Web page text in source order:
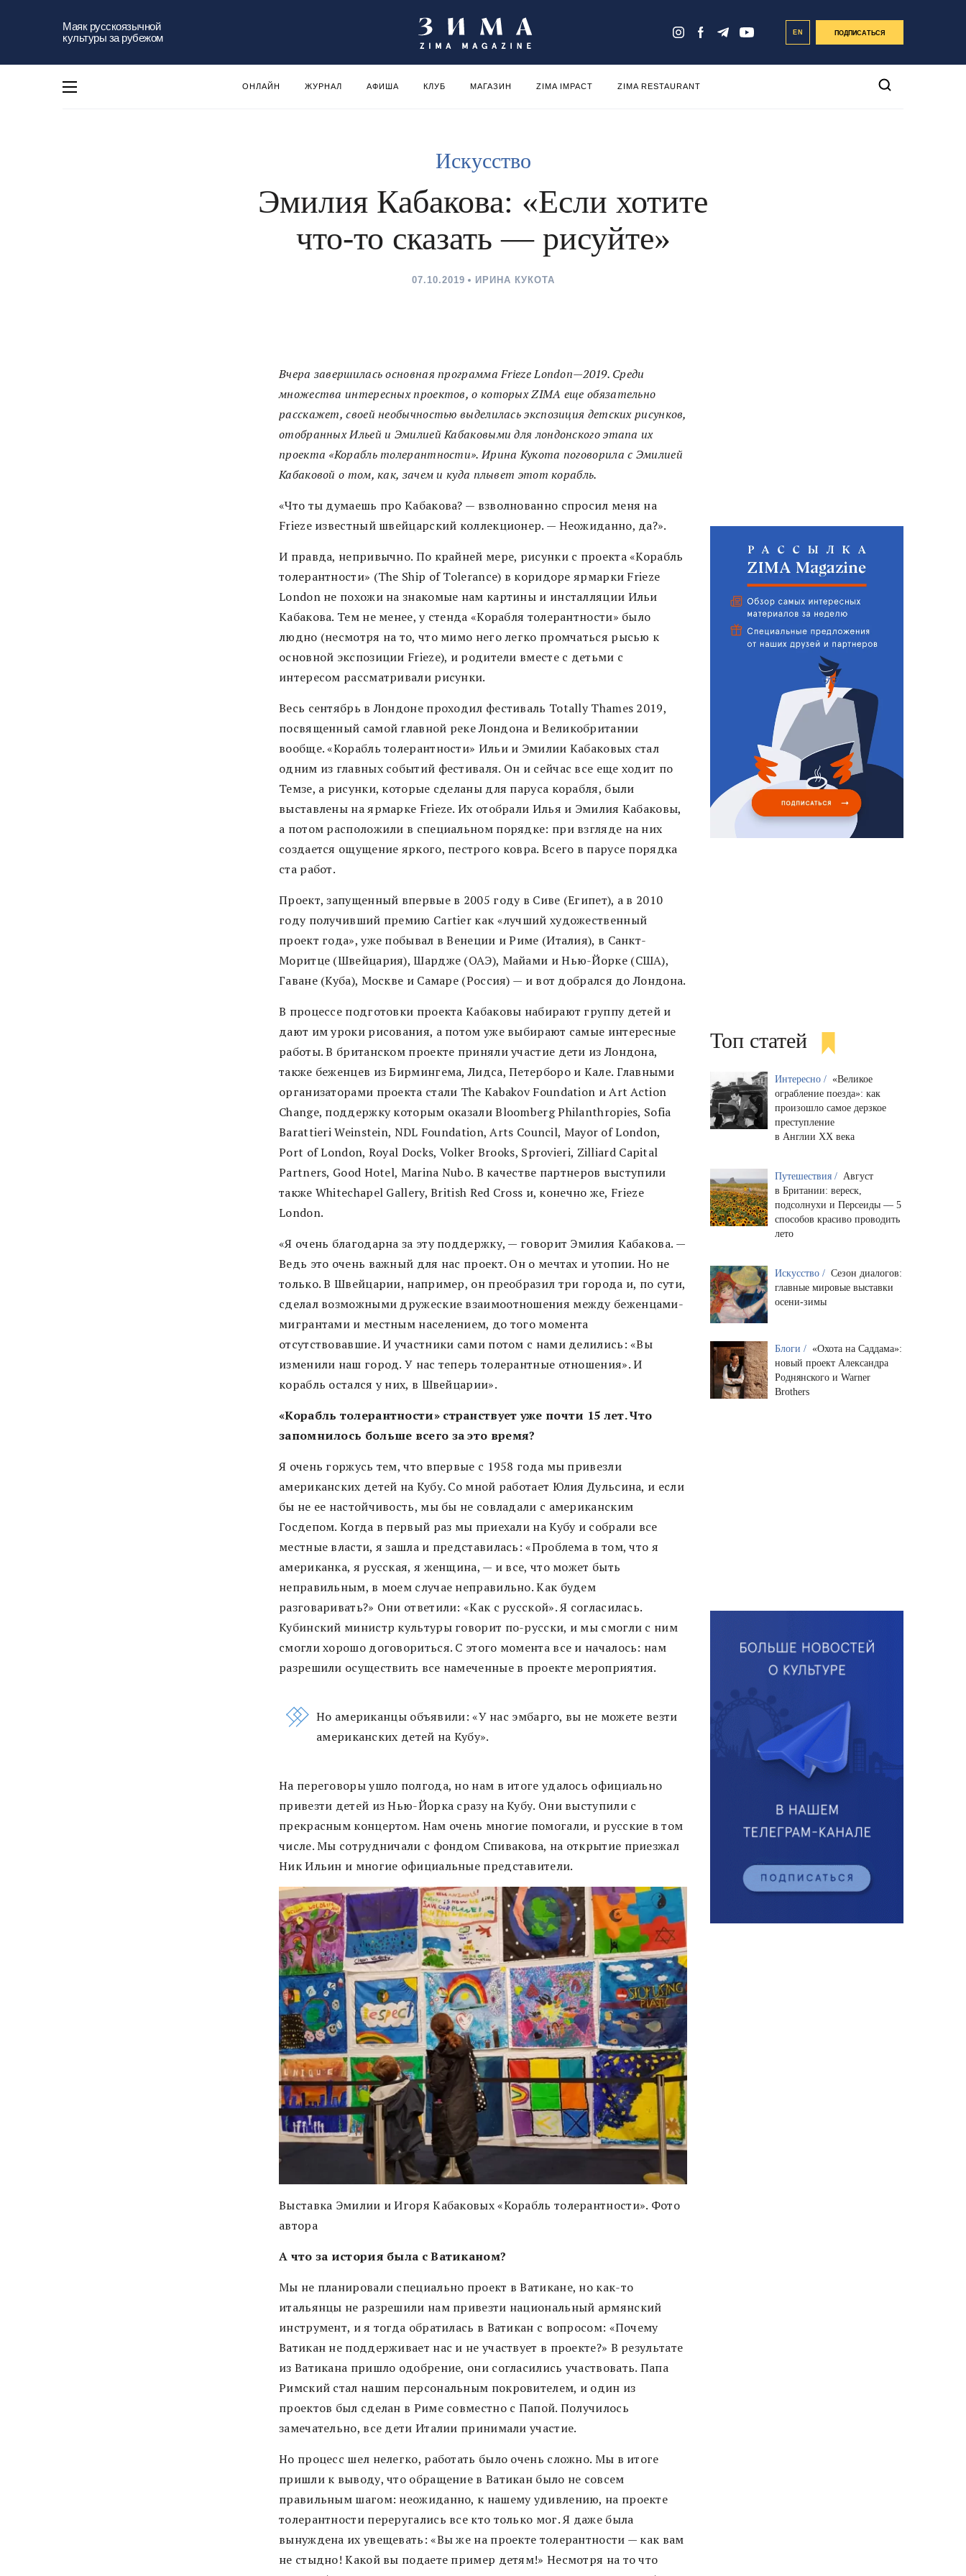
Маяк русскоязычной
культуры за рубежом
EN ПОДПИСАТЬСЯ
ОНЛАЙН ЖУРНАЛ АФИША КЛУБ МАГАЗИН ZIMA IMPACT ZIMA RESTAURANT
Искусство
Эмилия Кабакова: «Если хотите
что-то сказать — рисуйте»
07.10.2019 ИРИНА КУКОТА
Вчера завершилась основная программа Frieze London—2019. Среди
множества интересных проектов, о которых ZIMA еще обязательно
расскажет, своей необычностью выделилась экспозиция детских рисунков,
отобранных Ильей и Эмилией Кабаковыми для лондонского этапа их
проекта «Корабль толерантности». Ирина Кукота поговорила с Эмилией
Кабаковой о том, как, зачем и куда плывет этот корабль.
«Что ты думаешь про Кабакова? — взволнованно спросил меня на
Frieze известный швейцарский коллекционер. — Неожиданно, да?».
И правда, непривычно. По крайней мере, рисунки с проекта «Корабль
толерантности» (The Ship of Tolerance) в коридоре ярмарки Frieze
London не похожи на знакомые нам картины и инсталляции Ильи
Кабакова. Тем не менее, у стенда «Корабля толерантности» было
людно (несмотря на то, что мимо него легко промчаться рысью к
основной экспозиции Frieze), и родители вместе с детьми с
интересом рассматривали рисунки.
Весь сентябрь в Лондоне проходил фестиваль Totally Thames 2019,
посвященный самой главной реке Лондона и Великобритании
вообще. «Корабль толерантности» Ильи и Эмилии Кабаковых стал
одним из главных событий фестиваля. Он и сейчас все еще ходит по
Темзе, а рисунки, которые сделаны для паруса корабля, были
выставлены на ярмарке Frieze. Их отобрали Илья и Эмилия Кабаковы,
а потом расположили в специальном порядке: при взгляде на них
создается ощущение яркого, пестрого ковра. Всего в парусе порядка
ста работ.
Проект, запущенный впервые в 2005 году в Сиве (Египет), а в 2010
году получивший премию Cartier как «лучший художественный
проект года», уже побывал в Венеции и Риме (Италия), в Санкт-
Моритце (Швейцария), Шардже (ОАЭ), Майами и Нью-Йорке (США),
Гаване (Куба), Москвe и Самаре (Россия) — и вот добрался до Лондона.
В процессе подготовки проекта Кабаковы набирают группу детей и
дают им уроки рисования, а потом уже выбирают самые интересные
работы. В британском проекте приняли участие дети из Лондона,
также беженцев из Бирмингема, Лидса, Петерборо и Кале. Главными
организаторами проекта стали The Kabakov Foundation и Art Action
Change, поддержку которым оказали Bloomberg Philanthropies, Sofia
Barattieri Weinstein, NDL Foundation, Arts Council, Mayor of London,
Port of London, Royal Docks, Volker Brooks, Sprovieri, Zilliard Capital
Partners, Good Hotel, Marina Nubo. В качестве партнеров выступили
также Whitechapel Gallery, British Red Cross и, конечно же, Frieze
London.
«Я очень благодарна за эту поддержку, — говорит Эмилия Кабакова. —
Ведь это очень важный для нас проект. Он о мечтах и утопии. Но не
только. В Швейцарии, например, он преобразил три города и, по сути,
сделал возможными дружеские взаимоотношения между беженцами-
мигрантами и местным населением, до того момента
отсутствовавшие. И участники сами потом с нами делились: «Вы
изменили наш город. У нас теперь толерантные отношения». И
корабль остался у них, в Швейцарии».
«Корабль толерантности» странствует уже почти 15 лет. Что
запомнилось больше всего за это время?
Я очень горжусь тем, что впервые с 1958 года мы привезли
американских детей на Кубу. Со мной работает Юлия Дульсина, и если
бы не ее настойчивость, мы бы не совладали с американским
Госдепом. Когда в первый раз мы приехали на Кубу и собрали все
местные власти, я зашла и представилась: «Проблема в том, что я
американка, я русская, я женщина, — и все, что может быть
неправильным, в моем случае неправильно. Как будем
разговаривать?» Они ответили: «Как с русской». Я согласилась.
Кубинский министр культуры говорит по-русски, и мы смогли с ним
смогли хорошо договориться. С этого момента все и началось: нам
разрешили осуществить все намеченные в проекте мероприятия.
Но американцы объявили: «У нас эмбарго, вы не можете везти
американских детей на Кубу».
На переговоры ушло полгода, но нам в итоге удалось официально
привезти детей из Нью-Йорка сразу на Кубу. Они выступили с
прекрасным концертом. Нам очень многие помогали, и русские в том
числе. Мы сотрудничали с фондом Спивакова, на открытие приезжал
Ник Ильин и многие официальные представители.
Выставка Эмилии и Игоря Кабаковых «Корабль толерантности». Фото
автора
А что за история была с Ватиканом?
Мы не планировали специально проект в Ватикане, но как-то
итальянцы не разрешили нам привезти национальный армянский
инструмент, и я тогда обратилась в Ватикан с вопросом: «Почему
Ватикан не поддерживает нас и не участвует в проекте?» В результате
из Ватикана пришло одобрение, они согласились участвовать. Папа
Римский стал нашим персональным покровителем, и один из
проектов был сделан в Риме совместно с Папой. Получилось
замечательно, все дети Италии принимали участие.
Но процесс шел нелегко, работать было очень сложно. Мы в итоге
пришли к выводу, что обращение в Ватикан было не совсем
правильным шагом: неожиданно, к нашему удивлению, на проекте
толерантности переругались все кто только мог. Я даже была
вынуждена их увещевать: «Вы же на проекте толерантности — как вам
не стыдно! Какой вы подаете пример детям!» Несмотря на то что
Топ статей
Интересно / «Великое
ограбление поезда»: как
произошло самое дерзкое
преступление
в Англии XX века
Путешествия / Август
в Британии: вереск,
подсолнухи и Персеиды — 5
способов красиво проводить
лето
Искусство / Сезон диалогов:
главные мировые выставки
осени-зимы
Блоги / «Охота на Саддама»:
новый проект Александра
Роднянского и Warner
Brothers